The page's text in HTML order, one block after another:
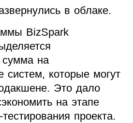
в облаке.
BizSpark
сумма на
систем, которые могут
Это дало
на этапе
проекта.